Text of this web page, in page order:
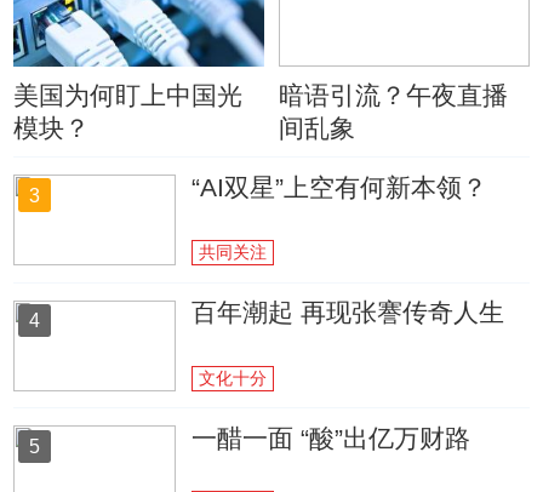
美国为何盯上中国光
模块？
暗语引流？午夜直播
间乱象
3 “AI双星”上空有何新本领？
共同关注
4 百年潮起 再现张謇传奇人生
文化十分
5 一醋一面 “酸”出亿万财路